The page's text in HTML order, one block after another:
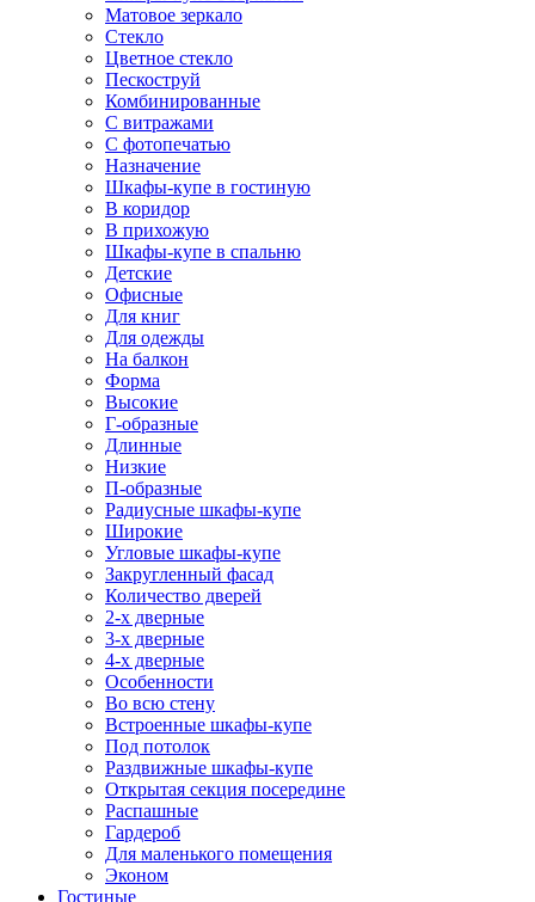
Матовое зеркало
Стекло
Цветное стекло
Пескоструй
Комбинированные
С витражами
С фотопечатью
Назначение
Шкафы-купе в гостиную
В коридор
В прихожую
Шкафы-купе в спальню
Детские
Офисные
Для книг
Для одежды
На балкон
Форма
Высокие
Г-образные
Длинные
Низкие
П-образные
Радиусные шкафы-купе
Широкие
Угловые шкафы-купе
Закругленный фасад
Количество дверей
2-х дверные
3-х дверные
4-х дверные
Особенности
Во всю стену
Встроенные шкафы-купе
Под потолок
Раздвижные шкафы-купе
Открытая секция посередине
Распашные
Гардероб
Для маленького помещения
Эконом
Гостиные